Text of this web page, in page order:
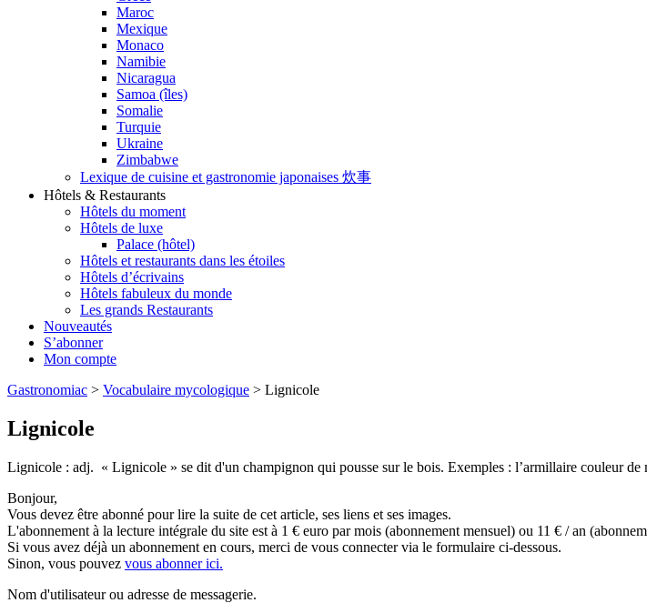
Maroc
Mexique
Monaco
Namibie
Nicaragua
Samoa (îles)
Somalie
Turquie
Ukraine
Zimbabwe
Lexique de cuisine et gastronomie japonaises 炊事
Hôtels & Restaurants
Hôtels du moment
Hôtels de luxe
Palace (hôtel)
Hôtels et restaurants dans les étoiles
Hôtels d’écrivains
Hôtels fabuleux du monde
Les grands Restaurants
Nouveautés
S’abonner
Mon compte
Gastronomiac > Vocabulaire mycologique > Lignicole
Lignicole
Lignicole : adj. « Lignicole » se dit d'un champignon qui pousse sur le bois. Exemples : l’armillaire couleur de
Bonjour,
Vous devez être abonné pour lire la suite de cet article, ses liens et ses images.
L'abonnement à la lecture intégrale du site est à 1 € euro par mois (abonnement mensuel) ou 11 € / an
Si vous avez déjà un abonnement en cours, merci de vous connecter via le formulaire ci-dessous.
Sinon, vous pouvez vous abonner ici.
Nom d'utilisateur ou adresse de messagerie.